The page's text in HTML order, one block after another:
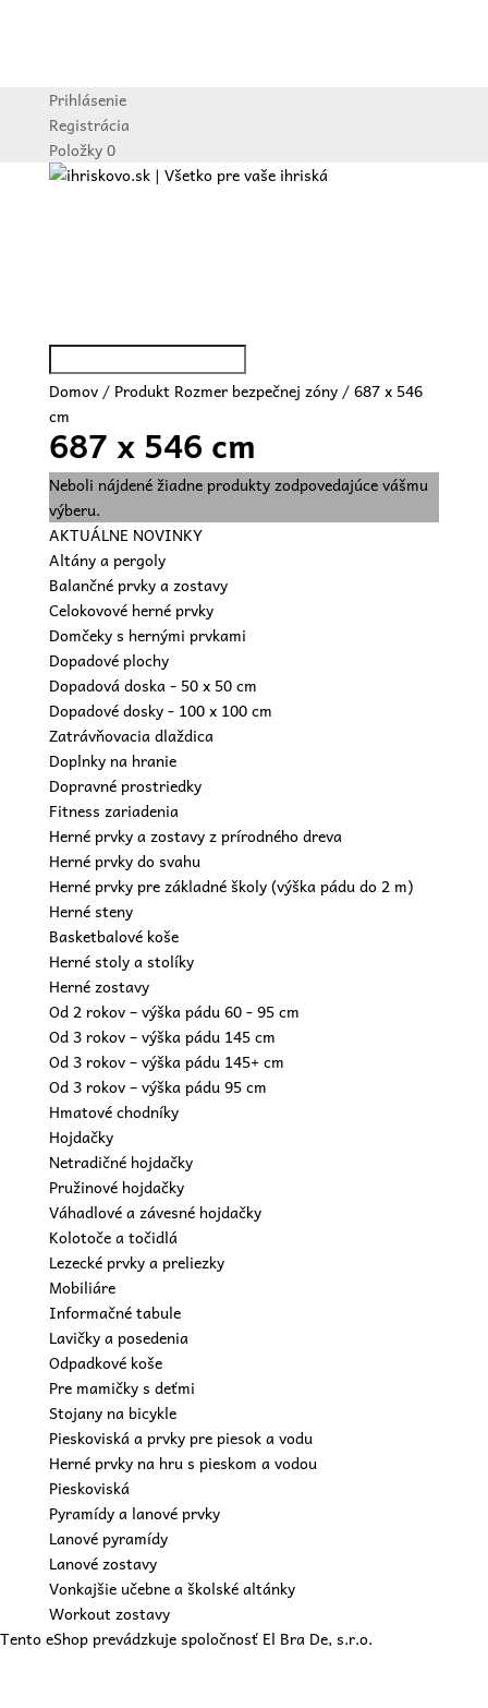
Prihlásenie
Registrácia
Položky 0
Domov/ Produkt Rozmer bezpečnej zóny / 687 x 546
cm
687 x 546 cm
Neboli nájdené žiadne produkty zodpovedajúce vášmu
výberu.
AKTUÁLNE NOVINKY
Altány a pergoly
Balančné prvky a zostavy
Celokovové herné prvky
Domčeky s hernými prvkami
Dopadové plochy
Dopadová doska - 50 x 50 cm
Dopadové dosky - 100 x 100 cm
Zatrávňovacia dlaždica
Doplnky na hranie
Dopravné prostriedky
Fitness zariadenia
Herné prvky a zostavy z prírodného dreva
Herné prvky do svahu
Herné prvky pre základné školy (výška pádu do 2 m)
Herné steny
Basketbalové koše
Herné stoly a stolíky
Herné zostavy
Od 2 rokov – výška pádu 60 - 95 cm
Od 3 rokov – výška pádu 145 cm
Od 3 rokov – výška pádu 145+ cm
Od 3 rokov – výška pádu 95 cm
Hmatové chodníky
Hojdačky
Netradičné hojdačky
Pružinové hojdačky
Váhadlové a závesné hojdačky
Kolotoče a točidlá
Lezecké prvky a preliezky
Mobiliáre
Informačné tabule
Lavičky a posedenia
Odpadkové koše
Pre mamičky s deťmi
Stojany na bicykle
Pieskoviská a prvky pre piesok a vodu
Herné prvky na hru s pieskom a vodou
Pieskoviská
Pyramídy a lanové prvky
Lanové pyramídy
Lanové zostavy
Vonkajšie učebne a školské altánky
Workout zostavy
Tento eShop prevádzkuje spoločnosť El Bra De, s.r.o.